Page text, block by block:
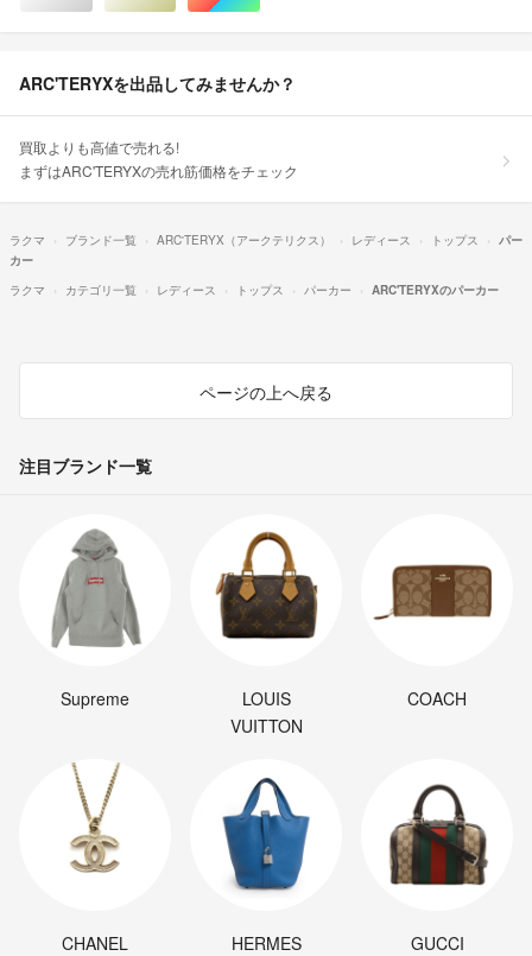
ARC'TERYXを出品してみませんか？
買取よりも高値で売れる!
まずはARC'TERYXの売れ筋価格をチェック
ラクマ ブランド一覧 ARC'TERYX（アークテリクス） レディース トップス
パー
カー
ラクマ
カテゴリ一覧 レディース トップス パーカー ARC'TERYXのパーカー
ページの上へ戻る
注目ブランド一覧
Supreme
LOUIS
VUITTON
COACH
CHANEL HERMES GUCCI